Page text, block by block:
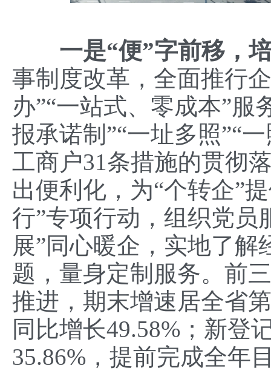
一是“便”字前移 ，
事制度改革，全面推行
办”“一站式、零成本”服
报承诺制”“一址多照”“
工商户31条措施的贯彻
出便利化，为“个转企”
行”专项行动，组织党员
展”同心暖企，实地了
题，量身定制服务。前
推进，期末增速居全省
同比增长49.58%；新登
35.86%，提前完成全年